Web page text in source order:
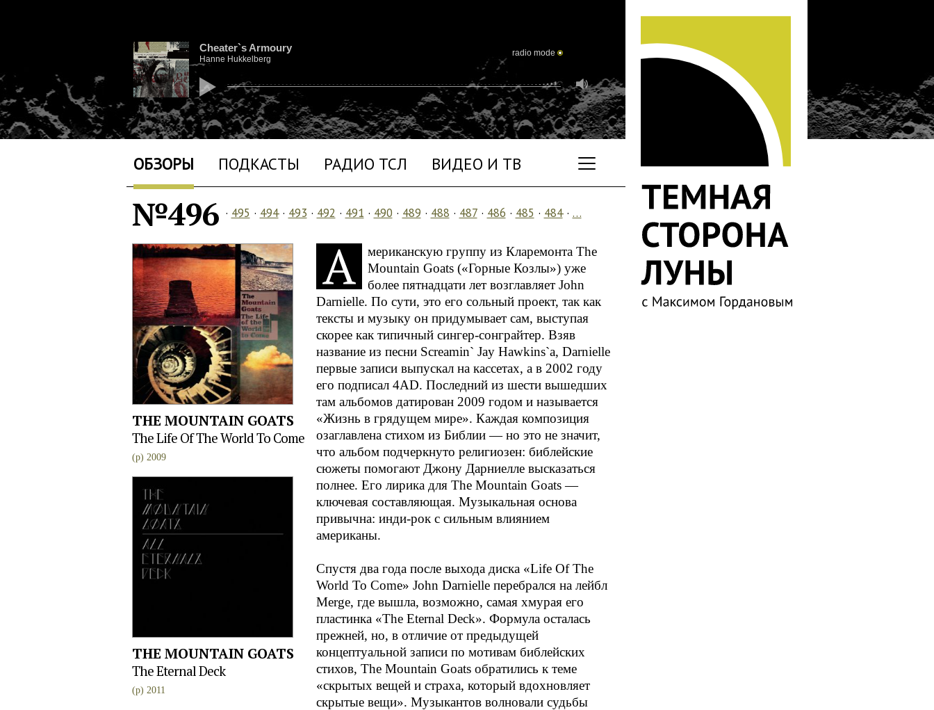
ОБЗОРЫ ПОДКАСТЫ РАДИО ТСЛ ВИДЕО И ТВ
Cheater`s Armoury
Hanne Hukkelberg
radio mode
517
516
510
509 508 507 506 505
502 501 500 499
497 496 495 494 493
492
491 490 489 488 487
486
485
484 483 482
470
№496 · 495 · 494· 493 · 492 · 491 · 490 · 489 · 488 · 487· 486 · 485 · 484· …
THE MOUNTAIN GOATS
The Life Of The World To Come
(p) 2009
THE MOUNTAIN GOATS
The Eternal Deck
(p) 2011
А
мериканскую группу из Кларемонта The
Mountain Goats («Горные Козлы») уже
более пятнадцати лет возглавляет John
Darnielle. По сути, это его сольный проект, так как
тексты и музыку он придумывает сам, выступая
скорее как типичный сингер-сонграйтер. Взяв
название из песни Screamin` Jay Hawkins`а, Darnielle
первые записи выпускал на кассетах, а в 2002 году
его подписал 4AD. Последний из шести вышедших
там альбомов датирован 2009 годом и называется
«Жизнь в грядущем мире». Каждая композиция
озаглавлена стихом из Библии — но это не значит,
что альбом подчеркнуто религиозен: библейские
сюжеты помогают Джону Дарниелле высказаться
полнее. Его лирика для The Mountain Goats —
ключевая составляющая. Музыкальная основа
привычна: инди-рок с сильным влиянием
американы.
Спустя два года после выхода диска «Life Of The
World To Come» John Darnielle перебрался на лейбл
Merge, где вышла, возможно, самая хмурая его
пластинка «The Eternal Deck». Формула осталась
прежней, но, в отличие от предыдущей
концептуальной записи по мотивам библейских
стихов, The Mountain Goats обратились к теме
«скрытых вещей и страха, который вдохновляет
скрытые вещи». Музыкантов волновали судьбы